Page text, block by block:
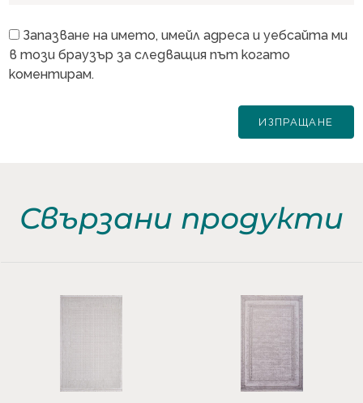
Запазване на името, имейл адреса и уебсайта ми
в този браузър за следващия път когато
коментирам.
Свързани продукти